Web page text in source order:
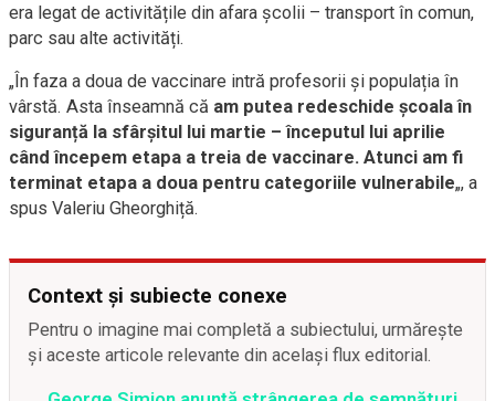
era legat de activitățile din afara școlii – transport în comun,
parc sau alte activități.
„În faza a doua de vaccinare intră profesorii și populația în
vârstă. Asta înseamnă că am putea redeschide școala în
siguranță la sfârșitul lui martie – începutul lui aprilie
când începem etapa a treia de vaccinare. Atunci am fi
terminat etapa a doua pentru categoriile vulnerabile„, a
spus Valeriu Gheorghiță.
Context și subiecte conexe
Pentru o imagine mai completă a subiectului, urmărește
și aceste articole relevante din același flux editorial.